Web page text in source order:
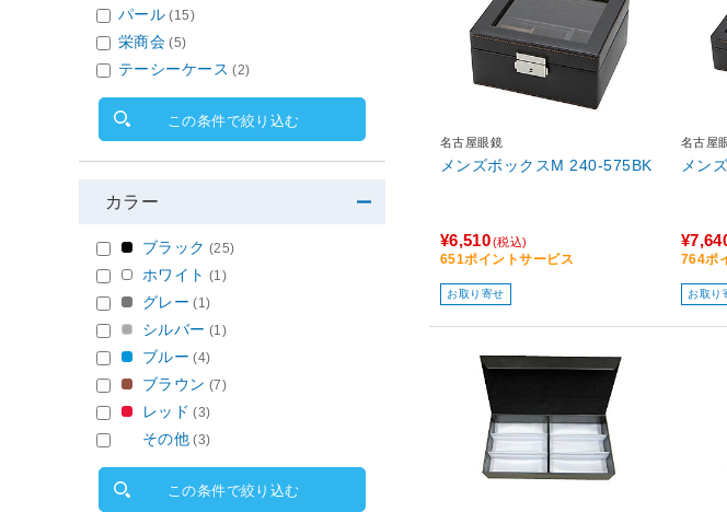
名古屋眼鏡
メンズボックスM 240-575BK
¥6,510(税込)
651ポイントサービス
お取り寄せ
名古屋
メン
764ポ
お取り
パール (15)
栄商会 (5)
テーシーケース (2)
この条件で絞り込む
カラー
ブラック (25)
ホワイト (1)
グレー (1)
シルバー (1)
ブルー (4)
ブラウン (7)
レッド (3)
その他 (3)
この条件で絞り込む